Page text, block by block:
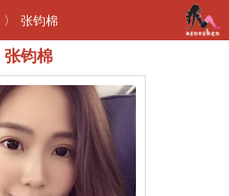
〉 张钧棉
张钧棉